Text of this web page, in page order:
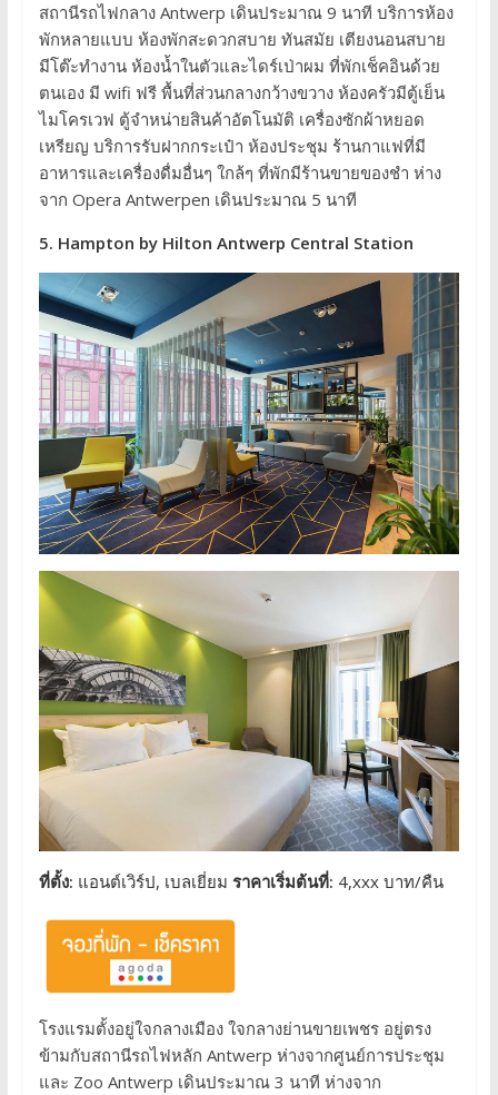
สถานีรถไฟกลาง Antwerp เดินประมาณ 9 นาที บริการห้อง
พักหลายแบบ ห้องพักสะดวกสบาย ทันสมัย เตียงนอนสบาย
มีโต๊ะทำงาน ห้องน้ำในตัวและไดร์เป่าผม ที่พักเช็คอินด้วย
ตนเอง มี wifi ฟรี พื้นที่ส่วนกลางกว้างขวาง ห้องครัวมีตู้เย็น
ไมโครเวฟ ตู้จำหน่ายสินค้าอัตโนมัติ เครื่องซักผ้าหยอด
เหรียญ บริการรับฝากกระเป๋า ห้องประชุม ร้านกาแฟที่มี
อาหารและเครื่องดื่มอื่นๆ ใกล้ๆ ที่พักมีร้านขายของชำ ห่าง
จาก Opera Antwerpen เดินประมาณ 5 นาที
5. Hampton by Hilton Antwerp Central Station
ที่ตั้ง: แอนต์เวิร์ป, เบลเยี่ยม ราคาเริ่มต้นที่: 4,xxx บาท/คืน
โรงแรมตั้งอยู่ใจกลางเมือง ใจกลางย่านขายเพชร อยู่ตรง
ข้ามกับสถานีรถไฟหลัก Antwerp ห่างจากศูนย์การประชุม
และ Zoo Antwerp เดินประมาณ 3 นาที ห่างจาก